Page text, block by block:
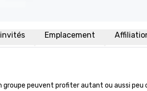
Emplacement
groupe peuvent profiter autant ou aussi